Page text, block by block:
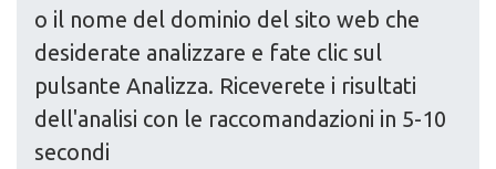
o il nome del dominio del sito web che
desiderate analizzare e fate clic sul
pulsante Analizza. Riceverete i risultati
dell'analisi con le raccomandazioni in 5-10
secondi